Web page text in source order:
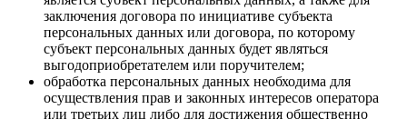
заключения договора по инициативе субъекта
персональных данных или договора, по которому
субъект персональных данных будет являться
выгодоприобретателем или поручителем;
обработка персональных данных необходима для
осуществления прав и законных интересов оператора
или третьих лиц либо для достижения общественно